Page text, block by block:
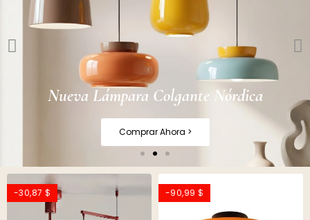
-30,87 $ -90,99 $
Nueva Lámpara Colgante Nórdica
Comprar Ahora >